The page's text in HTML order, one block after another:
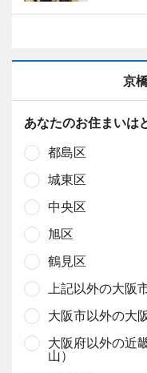
京
あなたのお住まいは
都島区
城東区
中央区
旭区
鶴見区
上記以外の大阪
大阪市以外の大
大阪府以外の近
山）